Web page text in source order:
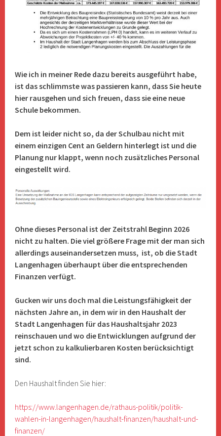
Wie ich in meiner Rede dazu bereits ausgeführt habe,
ist das schlimmste was passieren kann, dass Sie heute
hier rausgehen und sich freuen, dass sie eine neue
Schule bekommen.
Dem ist leider nicht so, da der Schulbau nicht mit
einem einzigen Cent an Geldern hinterlegt ist und die
Planung nur klappt, wenn noch zusätzliches Personal
eingestellt wird.
Ohne dieses Personal ist der Zeitstrahl Beginn 2026
nicht zu halten. Die viel größere Frage mit der man sich
allerdings auseinandersetzen muss, ist, ob die Stadt
Langenhagen überhaupt über die entsprechenden
Finanzen verfügt.
Gucken wir uns doch mal die Leistungsfähigkeit der
nächsten Jahre an, in dem wir in den Haushalt der
Stadt Langenhagen für das Haushaltsjahr 2023
reinschauen und wo die Entwicklungen aufgrund der
jetzt schon zu kalkulierbaren Kosten berücksichtigt
sind.
Den Haushalt finden Sie hier:
https://www.langenhagen.de/rathaus-politik/politik-
wahlen-in-langenhagen/haushalt-finanzen/haushalt-und-
finanzen/